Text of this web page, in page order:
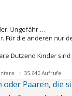
Ungefähr …
Für die anderen nur
Dutzend Kinder
35.640 Aufrufe
Paaren, die